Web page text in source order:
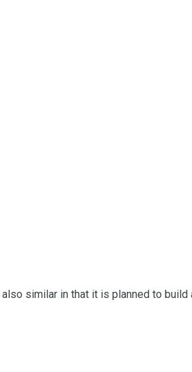
also similar in that it is planned to